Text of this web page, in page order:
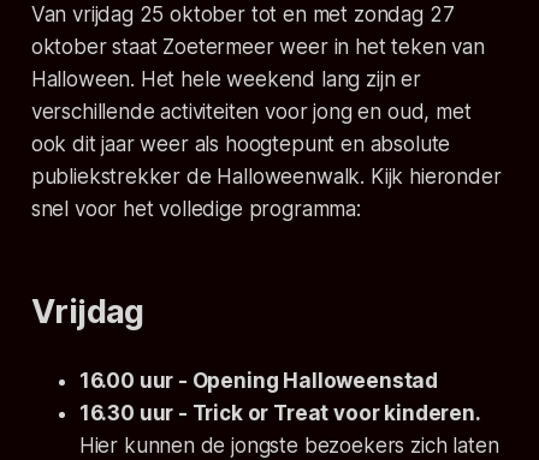
Van vrijdag 25 oktober tot en met zondag 27
oktober staat Zoetermeer weer in het teken van
Halloween. Het hele weekend lang zijn er
verschillende activiteiten voor jong en oud, met
ook dit jaar weer als hoogtepunt en absolute
publiekstrekker de Halloweenwalk. Kijk hieronder
snel voor het volledige programma:
Vrijdag
16.00 uur - Opening Halloweenstad
16.30 uur - Trick or Treat voor kinderen.
Hier kunnen de jongste bezoekers zich laten